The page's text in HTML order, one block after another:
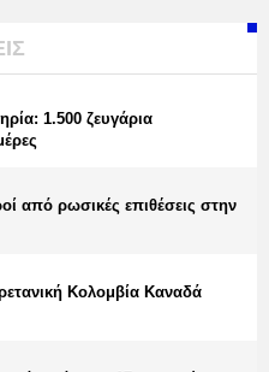
1.500 ζευγάρια
από ρωσικές επιθέσεις στην
Κολομβία Καναδά